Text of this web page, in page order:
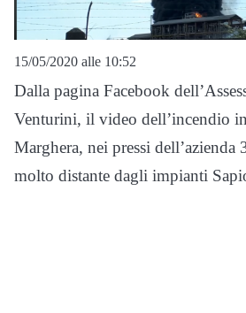
15/05/2020 alle 10:52
Dalla pagina Facebook
Venturini, il video dell’incendio
Marghera, nei pressi dell’azienda
molto distante dagli impianti